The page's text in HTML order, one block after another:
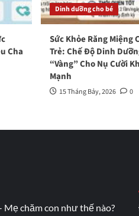
Cha
Dinh dưỡng cho bé
Sức Khỏe Răng Miệng
Trẻ: Chế Độ Dinh
“Vàng” Cho Nụ Cười
Mạnh
15 Tháng Bảy, 2026 0
Mẹ chăm con như thế nào?